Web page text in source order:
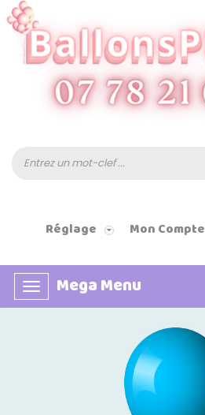
Réglage Mon Compte
Basculer
la
Mega Menu